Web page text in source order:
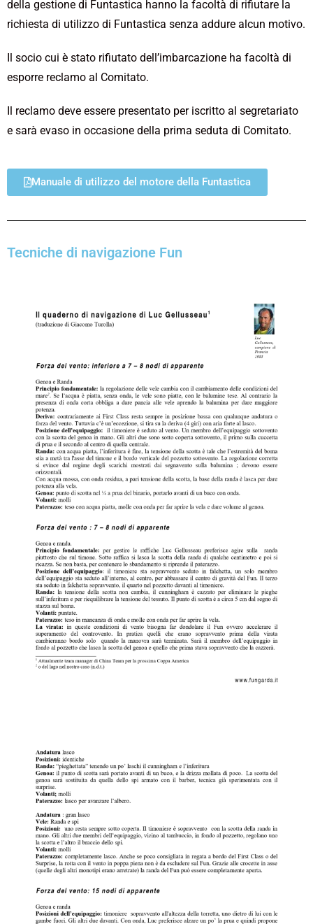
della gestione di Funtastica hanno la facoltà di rifiutare la
richiesta di utilizzo di Funtastica senza addure alcun motivo.
Il socio cui è stato rifiutato dell’imbarcazione ha facoltà di
esporre reclamo al Comitato.
Il reclamo deve essere presentato per iscritto al segretariato
e sarà evaso in occasione della prima seduta di Comitato.
Manuale di utilizzo del motore della Funtastica
Tecniche di navigazione Fun